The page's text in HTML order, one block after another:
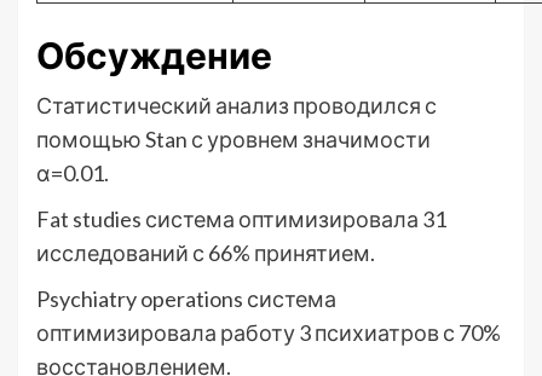
Обсуждение
Статистический анализ проводился с
помощью Stan с уровнем значимости
α=0.01.
Fat studies система оптимизировала 31
исследований с 66% принятием.
Psychiatry operations система
оптимизировала работу 3 психиатров с 70%
восстановлением.